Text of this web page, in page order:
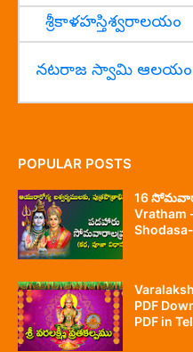
శ్రీకాళహస్తిశ్వరాలయం
నటరాజ స్వామి ఆలయం
POPULAR POSTS
16
Vratham
PDF
PDF in